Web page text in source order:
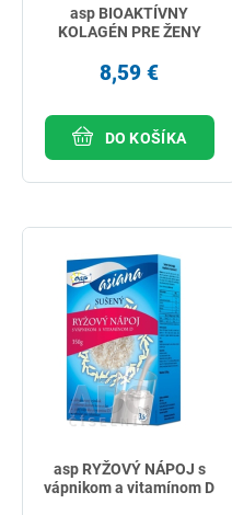
asp BIOAKTÍVNY
KOLAGÉN PRE ŽENY
8,59 €
DO KOŠÍKA
asp RYŽOVÝ NÁPOJ s
vápnikom a vitamínom D